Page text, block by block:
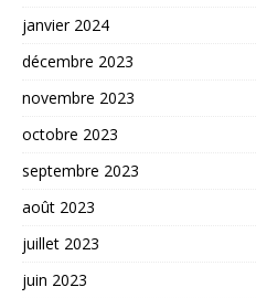
janvier 2024
décembre 2023
novembre 2023
octobre 2023
septembre 2023
août 2023
juillet 2023
juin 2023